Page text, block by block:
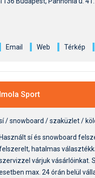
Email Web Térkép
Imola Sport
/ snowboard / szaküzlet /
Használt sí és snowboard
hatalmas
várjuk vásárlóinkat.
max. 24 órán belül